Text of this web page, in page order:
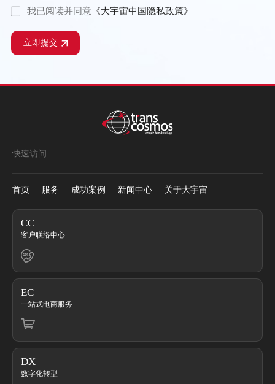
我已阅读并同意 《大宇宙中国隐私政策》
立即提交
快速访问
首页 服务 成功案例 新闻中心 关于大宇宙
CC
客户联络中心
EC
一站式电商服务
DX
数字化转型